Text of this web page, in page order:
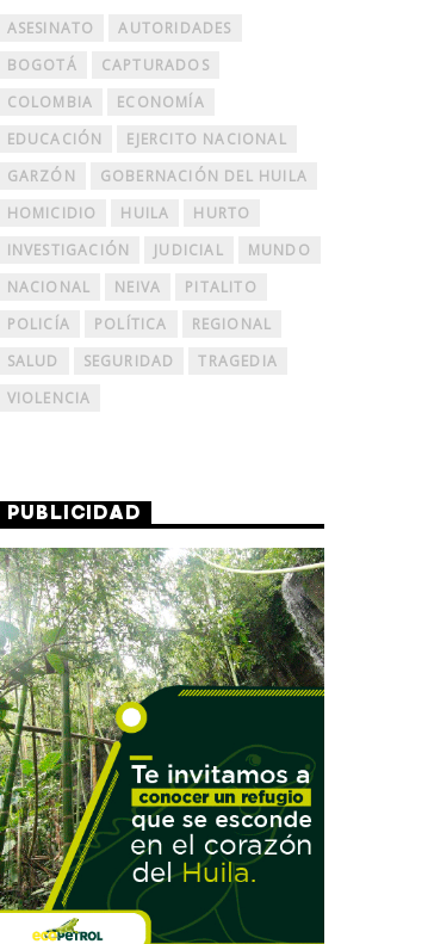
ASESINATO
AUTORIDADES
BOGOTÁ
CAPTURADOS
COLOMBIA
ECONOMÍA
EDUCACIÓN
EJERCITO NACIONAL
GARZÓN
GOBERNACIÓN DEL HUILA
HOMICIDIO
HUILA
HURTO
INVESTIGACIÓN
JUDICIAL
MUNDO
NACIONAL
NEIVA
PITALITO
POLICÍA
POLÍTICA
REGIONAL
SALUD
SEGURIDAD
TRAGEDIA
VIOLENCIA
PUBLICIDAD